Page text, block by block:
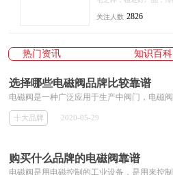
关注人数 2826
热门资讯 知识百科
选择哪些电磁阀品牌比较靠谱
十大品牌 2020-05-29
购买什么品牌的电磁阀靠谱